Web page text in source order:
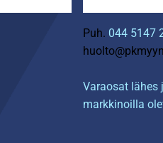
Puh. 044 5147
Varaosat lähes
markkinoilla